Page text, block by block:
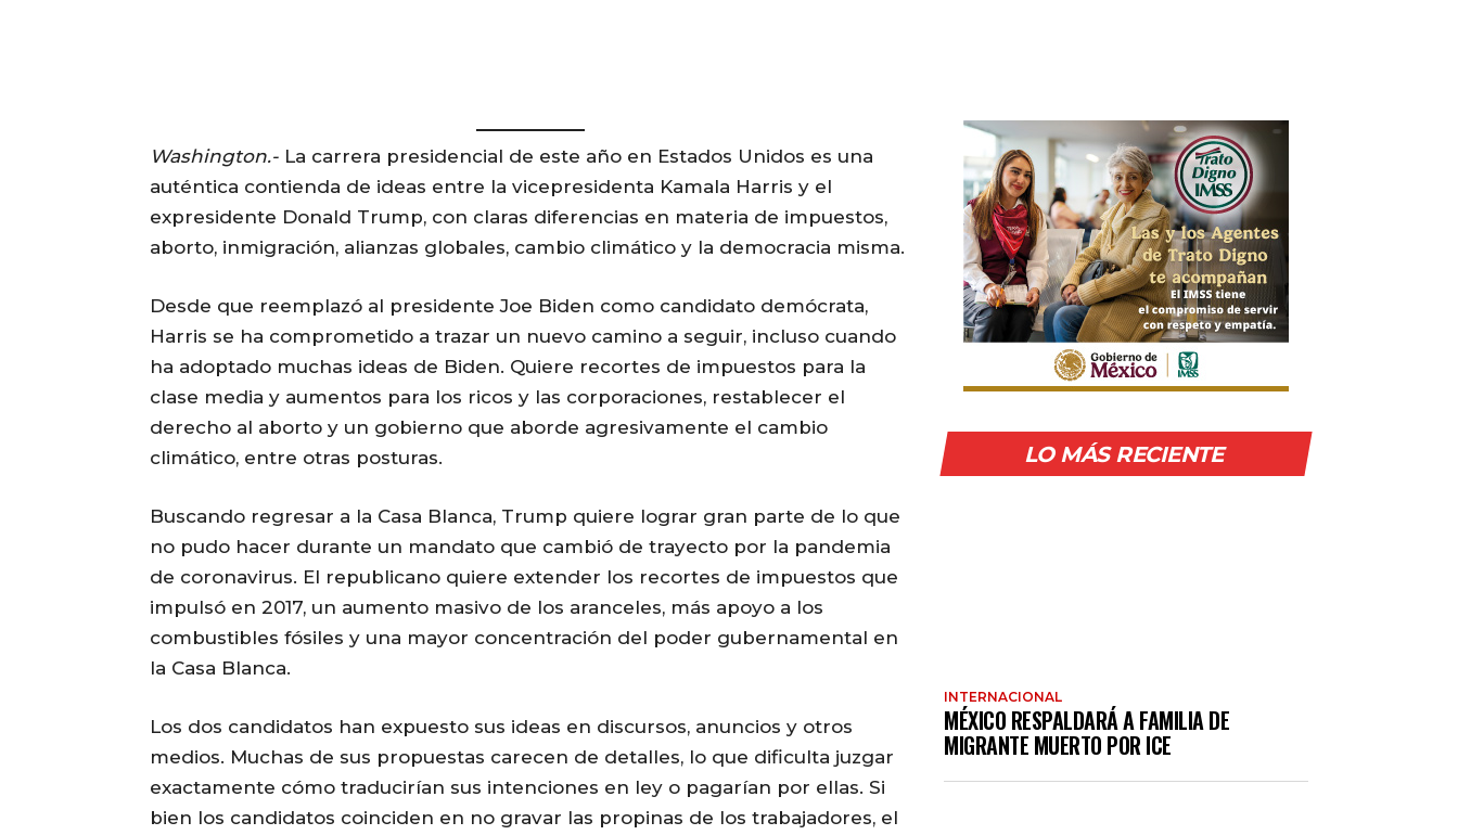
Washington.- La carrera presidencial de este año en Estados Unidos es una
auténtica contienda de ideas entre la vicepresidenta Kamala Harris y el
expresidente Donald Trump, con claras diferencias en materia de impuestos,
aborto, inmigración, alianzas globales, cambio climático y la democracia misma.
Desde que reemplazó al presidente Joe Biden como candidato demócrata,
Harris se ha comprometido a trazar un nuevo camino a seguir, incluso cuando
ha adoptado muchas ideas de Biden. Quiere recortes de impuestos para la
clase media y aumentos para los ricos y las corporaciones, restablecer el
derecho al aborto y un gobierno que aborde agresivamente el cambio
climático, entre otras posturas.
Buscando regresar a la Casa Blanca, Trump quiere lograr gran parte de lo que
no pudo hacer durante un mandato que cambió de trayecto por la pandemia
de coronavirus. El republicano quiere extender los recortes de impuestos que
impulsó en 2017, un aumento masivo de los aranceles, más apoyo a los
combustibles fósiles y una mayor concentración del poder gubernamental en
la Casa Blanca.
Los dos candidatos han expuesto sus ideas en discursos, anuncios y otros
medios. Muchas de sus propuestas carecen de detalles, lo que dificulta juzgar
exactamente cómo traducirían sus intenciones en ley o pagarían por ellas. Si
bien los candidatos coinciden en no gravar las propinas de los trabajadores, el
LO MÁS RECIENTE
INTERNACIONAL
MÉXICO RESPALDARÁ A FAMILIA DE
MIGRANTE MUERTO POR ICE